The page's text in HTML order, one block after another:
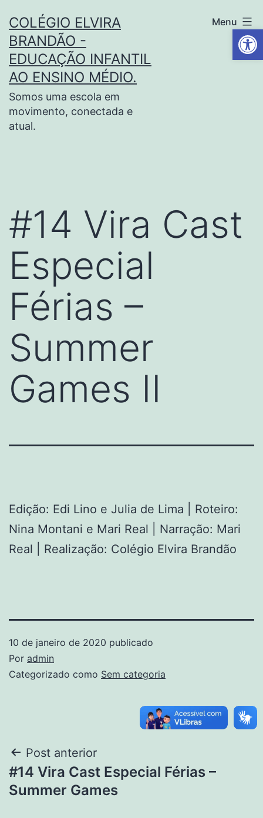
Barra de
COLÉGIO ELVIRA
BRANDÃO -
EDUCAÇÃO INFANTIL
AO ENSINO MÉDIO.
Somos uma escola em
movimento, conectada e
atual.
Menu
#14 Vira Cast
Especial
Férias –
Summer
Games II
Edição: Edi Lino e Julia de Lima | Roteiro:
Nina Montani e Mari Real | Narração: Mari
Real | Realização: Colégio Elvira Brandão
10 de janeiro de 2020 publicado
Por admin
Categorizado como Sem categoria
Post anterior
#14 Vira Cast Especial Férias –
Summer Games